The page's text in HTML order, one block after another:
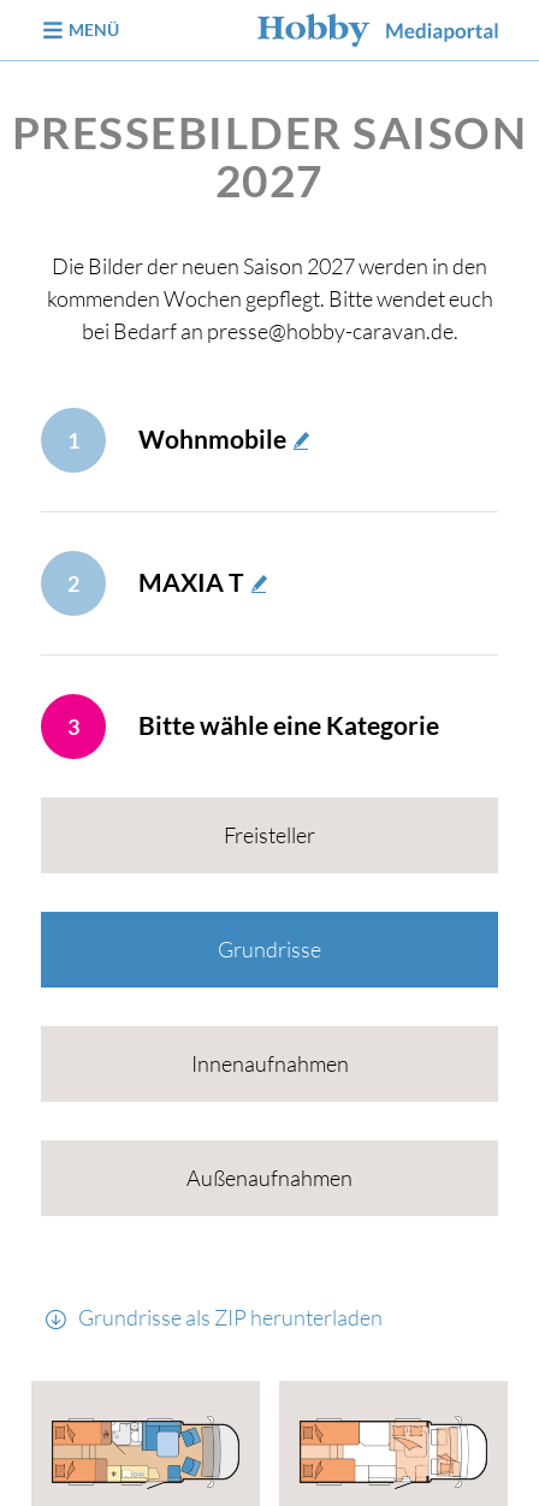
MENÜ
PRESSEBILDER SAISON
2027
Die Bilder der neuen Saison 2027 werden in den
kommenden Wochen gepflegt. Bitte wendet euch
bei Bedarf an presse@hobby-caravan.de.
1 Wohnmobile
2 MAXIA T
3 Bitte wähle eine Kategorie
Freisteller
Grundrisse
Innenaufnahmen
Außenaufnahmen
Grundrisse als ZIP herunterladen